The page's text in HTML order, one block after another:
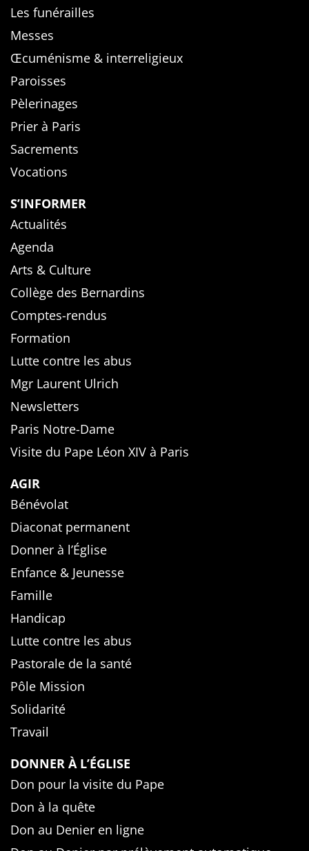
Les funérailles
Messes
Œcuménisme & interreligieux
Paroisses
Pèlerinages
Prier à Paris
Sacrements
Vocations
S’INFORMER
Actualités
Agenda
Arts & Culture
Collège des Bernardins
Comptes-rendus
Formation
Lutte contre les abus
Mgr Laurent Ulrich
Newsletters
Paris Notre-Dame
Visite du Pape Léon XIV à Paris
AGIR
Bénévolat
Diaconat permanent
Donner à l’Église
Enfance & Jeunesse
Famille
Handicap
Lutte contre les abus
Pastorale de la santé
Pôle Mission
Solidarité
Travail
DONNER À L’ÉGLISE
Don pour la visite du Pape
Don à la quête
Don au Denier en ligne